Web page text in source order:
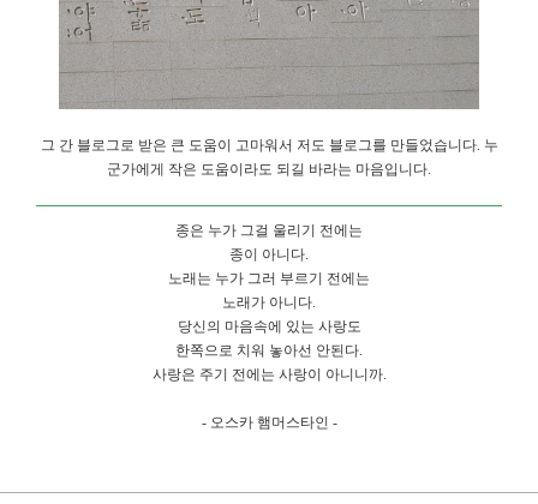
그 간 블로그로 받은 큰 도움이 고마워서 저도 블로그를 만들었습니다. 누
군가에게 작은 도움이라도 되길 바라는 마음입니다.
종은 누가 그걸 울리기 전에는
종이 아니다.
노래는 누가 그러 부르기 전에는
노래가 아니다.
당신의 마음속에 있는 사랑도
한쪽으로 치워 놓아선 안된다.
사랑은 주기 전에는 사랑이 아니니까.
- 오스카 햄머스타인 -